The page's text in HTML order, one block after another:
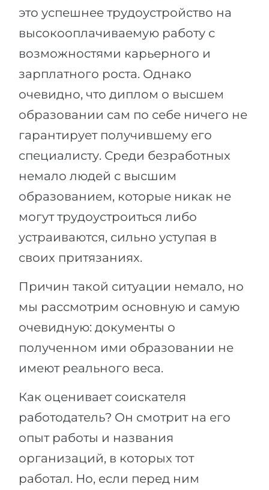
это успешнее трудоустройство на
высокооплачиваемую работу с
возможностями карьерного и
зарплатного роста. Однако
очевидно, что диплом о высшем
образовании сам по себе ничего не
гарантирует получившему его
специалисту. Среди безработных
немало людей с высшим
образованием, которые никак не
могут трудоустроиться либо
устраиваются, сильно уступая в
своих притязаниях.
Причин такой ситуации немало, но
мы рассмотрим основную и самую
очевидную: документы о
полученном ими образовании не
имеют реального веса.
Как оценивает соискателя
работодатель? Он смотрит на его
опыт работы и названия
организаций, в которых тот
работал. Но, если перед ним